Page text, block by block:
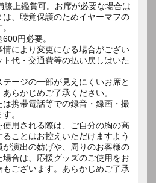
上鑑賞可。お席が必要な場合は
、聴覚保護のためイヤーマフの
円必要。
により変更になる場合がござい
ト代・交通費等の払い戻しはいた
ージの一部が見えにくいお席と
らかじめご了承ください。
携帯電話等での録音・録画・撮
。
用される際は、ご自分の胸の高
ことはお控えいただけますよう
演出の妨げや、周りのお客様の
合は、応援グッズのご使用をお
ございます。あらかじめご了承